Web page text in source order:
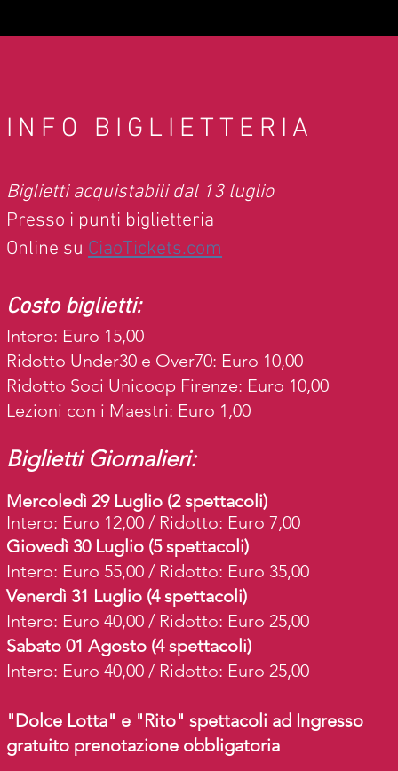
INFO BIGLIETTERIA
Biglietti acquistabili dal 13 luglio
Presso i punti biglietteria
Online su CiaoTickets.com
Costo biglietti:
Intero: Euro 15,00
Ridotto Under30 e Over70: Euro 10,00
Ridotto Soci Unicoop Firenze: Euro 10,00
Lezioni con i Maestri: Euro 1,00
Biglietti Giornalieri:
Mercoledì 29 Luglio (2 spettacoli)
Intero: Euro 12,00 / Ridotto: Euro 7,00
Giovedì 30 Luglio (5 spettacoli)
Intero: Euro 55,00 / Ridotto: Euro 35,00
Venerdì 31 Luglio (4 spettacoli)
Intero: Euro 40,00 / Ridotto: Euro 25,00
Sabato 01 Agosto (4 spettacoli)
Intero: Euro 40,00 / Ridotto: Euro 25,00
"Dolce Lotta" e "Rito" spettacoli ad Ingresso
gratuito prenotazione obbligatoria